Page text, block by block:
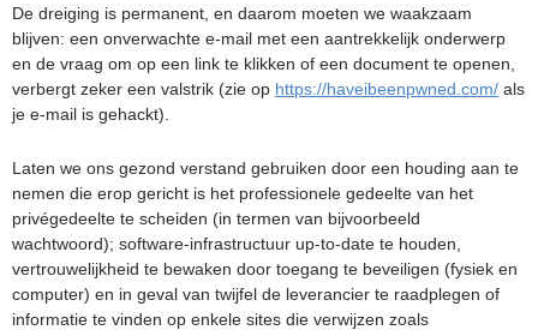
De dreiging is permanent, en daarom moeten we waakzaam
blijven: een onverwachte e-mail met een aantrekkelijk onderwerp
en de vraag om op een link te klikken of een document te openen,
verbergt zeker een valstrik (zie op https://haveibeenpwned.com/ als
je e-mail is gehackt).
Laten we ons gezond verstand gebruiken door een houding aan te
nemen die erop gericht is het professionele gedeelte van het
privégedeelte te scheiden (in termen van bijvoorbeeld
wachtwoord); software-infrastructuur up-to-date te houden,
vertrouwelijkheid te bewaken door toegang te beveiligen (fysiek en
computer) en in geval van twijfel de leverancier te raadplegen of
informatie te vinden op enkele sites die verwijzen zoals